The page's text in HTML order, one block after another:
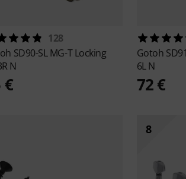
128
SD90-SL MG-T Locking
N
€
Gotoh
6L N
72 €
8